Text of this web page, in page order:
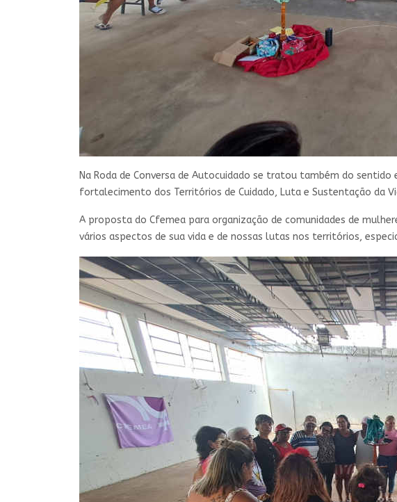
Na Roda de Conversa de Autocuidado se tratou também do
fortalecimento dos Territórios de Cuidado, Luta e Sustentação da
A proposta do Cfemea para organização de comunidades de
vários aspectos de sua vida e de nossas lutas nos territórios,